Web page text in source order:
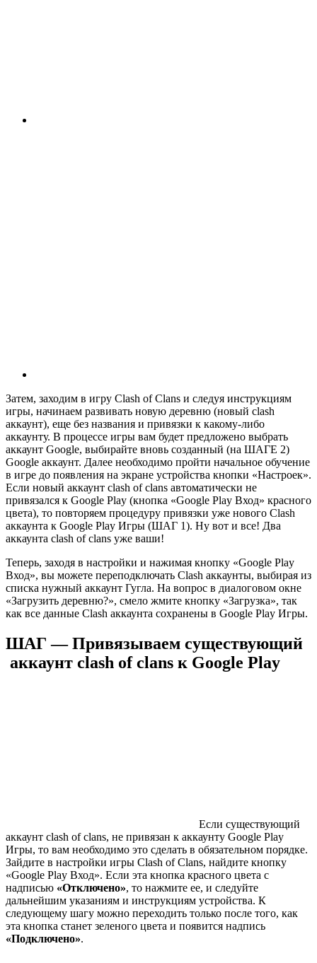
Затем, заходим в игру Clash of Clans и следуя инструкциям
игры, начинаем развивать новую деревню (новый clash
аккаунт), еще без названия и привязки к какому-либо
аккаунту. В процессе игры вам будет предложено выбрать
аккаунт Google, выбирайте вновь созданный (на ШАГЕ 2)
Google аккаунт. Далее необходимо пройти начальное обучение
в игре до появления на экране устройства кнопки «Настроек».
Если новый аккаунт clash of clans автоматически не
привязался к Google Play (кнопка «Google Play Вход» красного
цвета), то повторяем процедуру привязки уже нового Clash
аккаунта к Google Play Игры (ШАГ 1). Ну вот и все! Два
аккаунта clash of clans уже ваши!
Теперь, заходя в настройки и нажимая кнопку «Google Play
Вход», вы можете переподключать Сlash аккаунты, выбирая из
списка нужный аккаунт Гугла. На вопрос в диалоговом окне
«Загрузить деревню?», смело жмите кнопку «Загрузка», так
как все данные Сlash аккаунта сохранены в Google Play Игры.
ШАГ — Привязываем существующий
аккаунт clash of clans к Google Play
Если существующий
аккаунт clash of clans, не привязан к аккаунту Google Play
Игры, то вам необходимо это сделать в обязательном порядке.
Зайдите в настройки игры Clash of Clans, найдите кнопку
«Google Play Вход». Если эта кнопка красного цвета с
надписью «Отключено», то нажмите ее, и следуйте
дальнейшим указаниям и инструкциям устройства. К
следующему шагу можно переходить только после того, как
эта кнопка станет зеленого цвета и появится надпись
«Подключено».